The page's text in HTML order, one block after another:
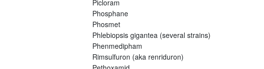
Picloram
Phosphane
Phosmet
Phlebiopsis gigantea (several strains)
Phenmedipham
Rimsulfuron (aka renriduron)